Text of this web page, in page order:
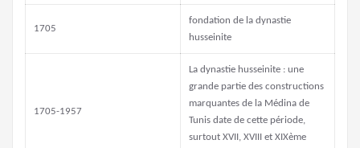
1705
fondation de la dynastie
husseinite
1705-1957
La dynastie husseinite : une
grande partie des constructions
marquantes de la Médina de
Tunis date de cette période,
surtout XVII, XVIII et XIXème